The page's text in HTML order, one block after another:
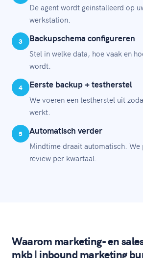
De agent wordt geinstalleerd op
werkstation.
3 Backupschema configureren
Stel in welke data, hoe vaak en
wordt.
4 Eerste backup + testherstel
We voeren een testherstel uit
werkt.
5 Automatisch verder
Mindtime draait automatisch. We
review per kwartaal.
Waarom marketing- en
mkb | inbound marketing